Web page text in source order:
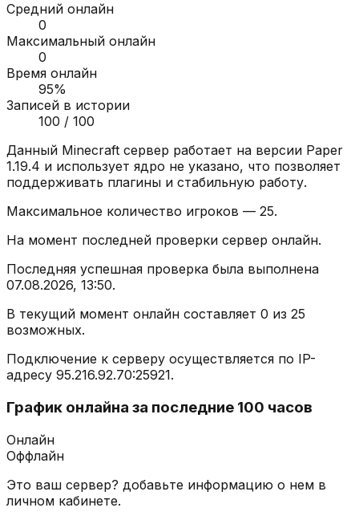
Средний онлайн
0
Максимальный онлайн
0
Время онлайн
95%
Записей в истории
100 / 100
Данный Minecraft сервер работает на версии Paper
1.19.4 и использует ядро не указано, что позволяет
поддерживать плагины и стабильную работу.
Максимальное количество игроков — 25.
На момент последней проверки сервер онлайн.
Последняя успешная проверка была выполнена
07.08.2026, 13:50.
В текущий момент онлайн составляет 0 из 25
возможных.
Подключение к серверу осуществляется по IP-
адресу 95.216.92.70:25921.
График онлайна за последние 100 часов
Онлайн
Оффлайн
Это ваш сервер? добавьте информацию о нем в
личном кабинете.